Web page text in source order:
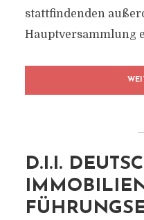
stattfindenden
Hauptversammlung
D.I.I.